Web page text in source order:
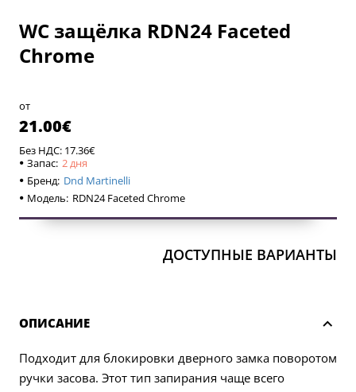
2 дня
2 дня
WC защёлка RDN24 Faceted
Chrome
от
21.00€
Без НДС: 17.36€
Запас: 2 дня
Бренд: Dnd Martinelli
Модель: RDN24 Faceted Chrome
ДОСТУПНЫЕ ВАРИАНТЫ
ОПИСАНИЕ
Подходит для блокировки дверного замка поворотом
ручки засова. Этот тип запирания чаще всего